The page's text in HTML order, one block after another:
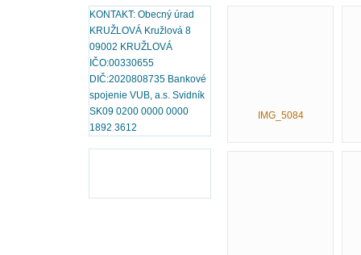
KONTAKT: Obecný úrad
KRUŽLOVÁ Kružlová 8
09002 KRUŽLOVÁ
IČO:00330655
DIČ:2020808735 Bankové
spojenie VUB, a.s. Svidník
SK09 0200 0000 0000
1892 3612
IMG_5084